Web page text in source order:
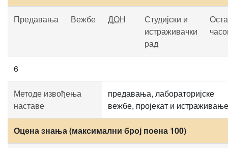
Предавања Вежбе ДОН
Студијски и
истраживачки
рад
6
Методе извођења
наставе
предавања, лабораторијске
вежбе, пројекат и истраживање
Оцена знања (максимални број поена 100)